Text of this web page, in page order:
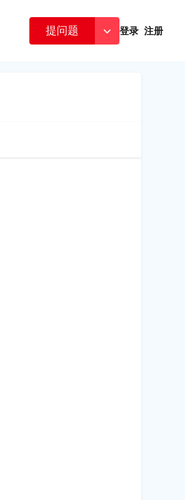
提问题 登录 注册